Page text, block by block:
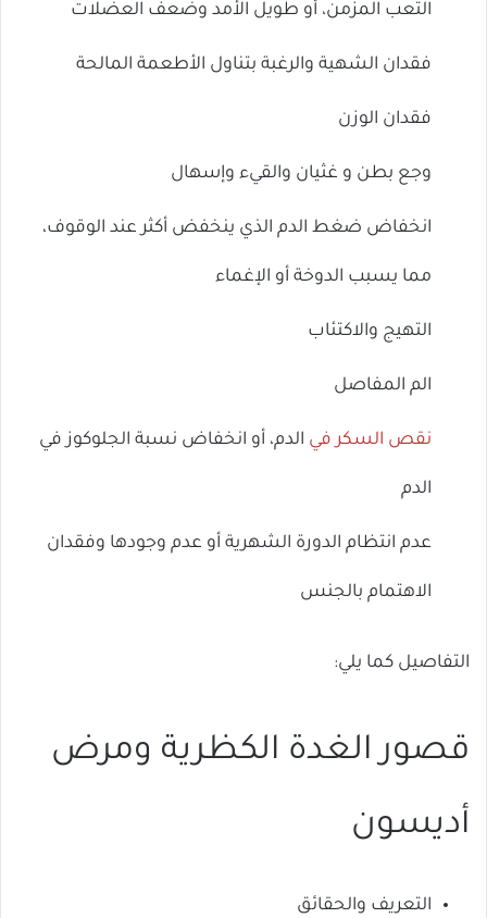
التعب المزمن، أو طويل الأمد وضعف العضلات
فقدان الشهية والرغبة بتناول الأطعمة المالحة
فقدان الوزن
وجع بطن و غثيان والقيء وإسهال
انخفاض ضغط الدم الذي ينخفض ​​أكثر عند الوقوف،
مما يسبب الدوخة أو الإغماء
التهيج والاكتئاب
الم المفاصل
نقص السكر في الدم، أو انخفاض نسبة الجلوكوز في
الدم
عدم انتظام الدورة الشهرية أو عدم وجودها وفقدان
الاهتمام بالجنس
التفاصيل كما يلي:
قصور الغدة الكظرية ومرض
أديسون
التعريف والحقائق